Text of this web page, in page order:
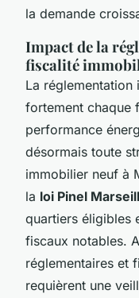
la demande
Impact de la
fiscalité
La
fortement chaque
performance
désormais toute
immobilier neuf à
la loi Pinel
quartiers éligibles
fiscaux notables.
réglementaires et
requièrent une